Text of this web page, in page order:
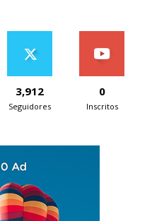
3,912
Seguidores
0
Inscritos